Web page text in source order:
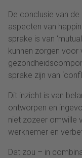
De conclusie van
aspecten van
sprake is van
kunnen zorgen voor
sprake zijn van
Dit inzicht is van
ontworpen en
niet zozeer omwille
werknemer en
Dat zou – in